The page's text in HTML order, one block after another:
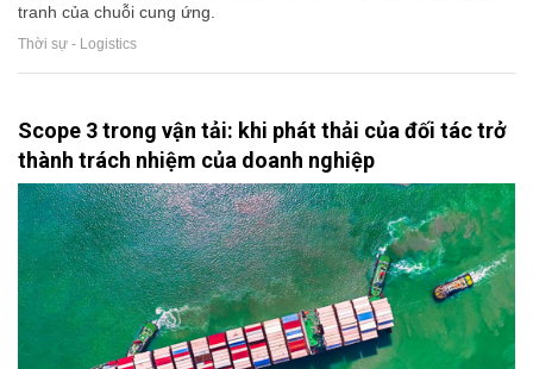
tranh của chuỗi cung ứng.
Thời sự - Logistics
Scope 3 trong vận tải: khi phát thải của đối tác trở
thành trách nhiệm của doanh nghiệp